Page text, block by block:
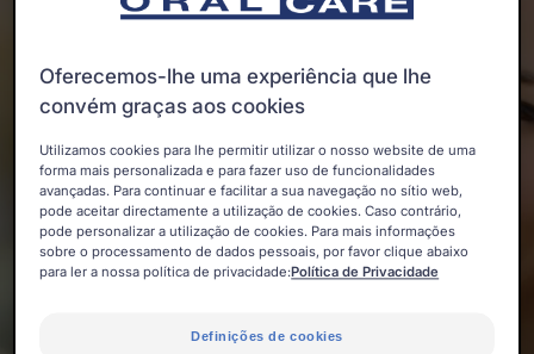
Os especialistas em medicina dentária da Pierre Fabre
vão ajudá-lo a encontrar a sua rotina de saúde oral
ideal. Antes de fazer quaisquer recomendações, vamos
ter de lhe fazer algumas perguntas rápidas!
Vamos começar?
Oferecemos-lhe uma experiência que lhe
convém graças aos cookies
Utilizamos cookies para lhe permitir utilizar o nosso website de uma
forma mais personalizada e para fazer uso de funcionalidades
avançadas. Para continuar e facilitar a sua navegação no sítio web,
pode aceitar directamente a utilização de cookies. Caso contrário,
pode personalizar a utilização de cookies. Para mais informações
sobre o processamento de dados pessoais, por favor clique abaixo
para ler a nossa política de privacidade:Política de Privacidade
Definições de cookies